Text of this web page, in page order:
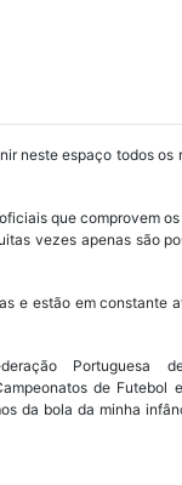
neste espaço todos os
que comprovem
vezes apenas são
e estão em constante
Portuguesa de
de Futebol
da bola da minha